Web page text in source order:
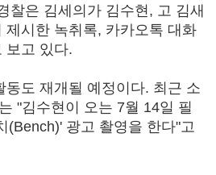
찰은 김세의가 김수현, 고 김새
제시한 녹취록, 카카오톡 대화
보고 있다.
동도 재개될 예정이다. 최근 소
"김수현이 오는 7월 14일 필
(Bench)' 광고 촬영을 한다"고